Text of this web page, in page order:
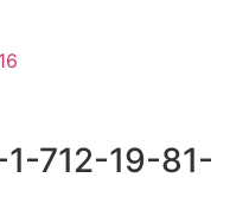
712-19-81-